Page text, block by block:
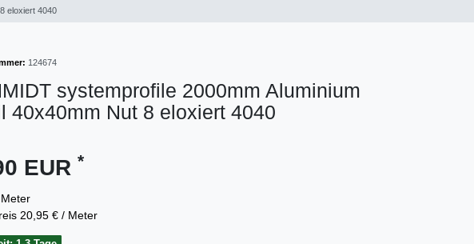
eloxiert 4040
124674
systemprofile 2000mm Aluminium
40x40mm Nut 8 eloxiert 4040
EUR *
Meter
20,95 € / Meter